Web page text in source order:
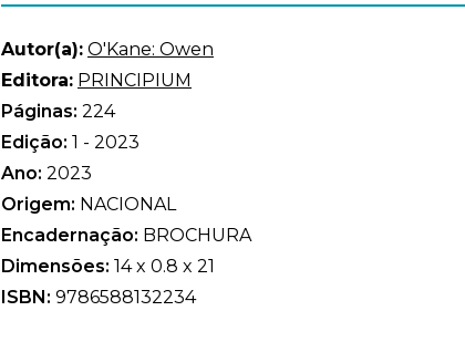
Autor(a): O'Kane: Owen
Editora: PRINCIPIUM
Páginas: 224
Edição: 1 - 2023
Ano: 2023
Origem: NACIONAL
Encadernação: BROCHURA
Dimensões: 14 x 0.8 x 21
ISBN: 9786588132234